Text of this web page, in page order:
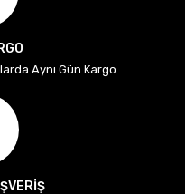
Aynı Gün Kargo